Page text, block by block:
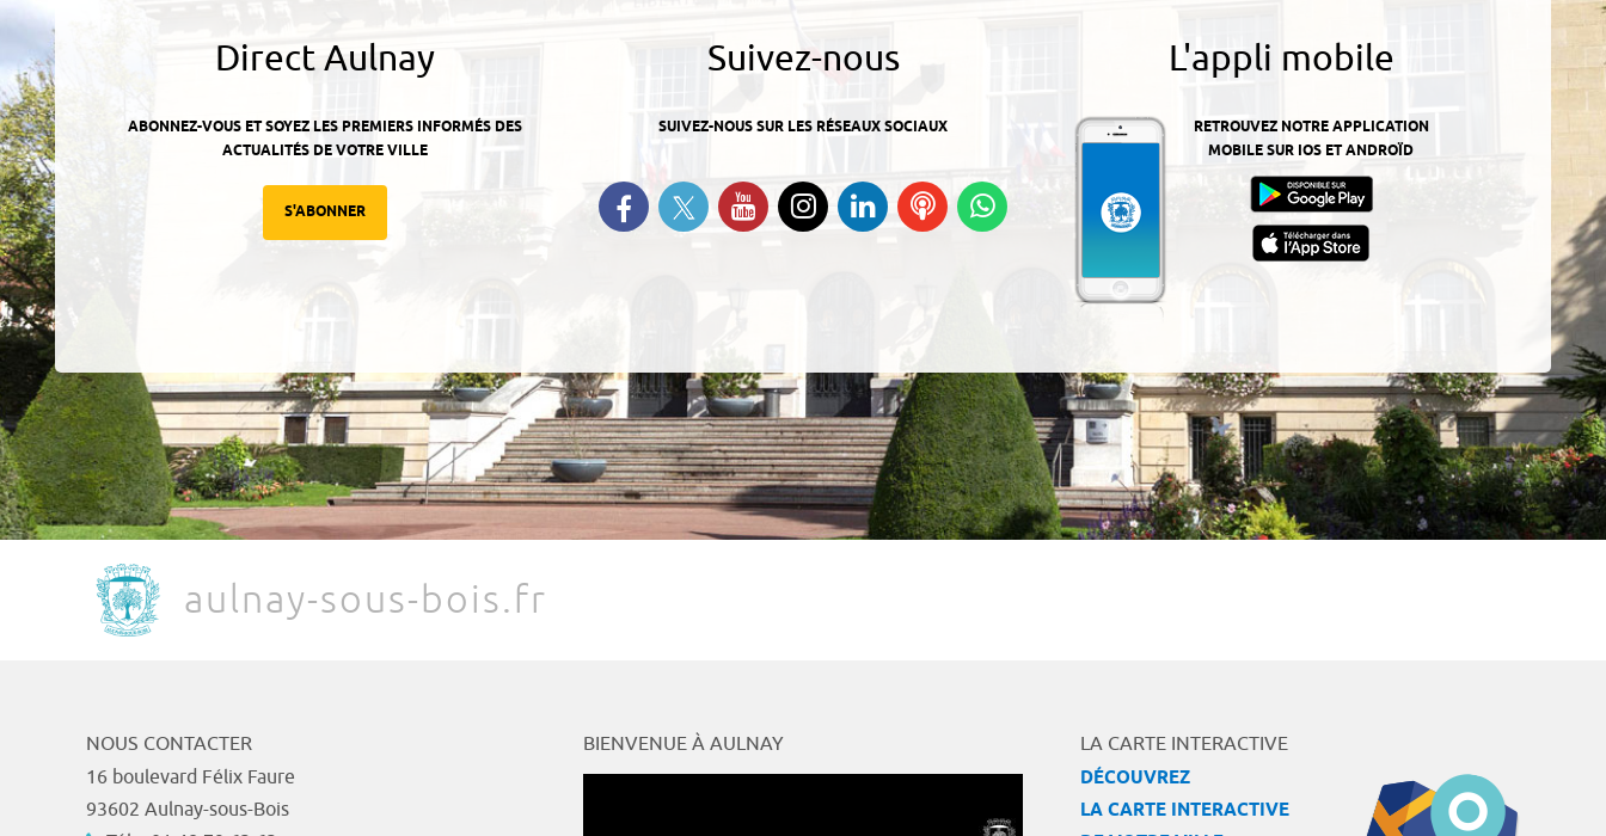
Direct Aulnay
ABONNEZ-VOUS ET SOYEZ LES PREMIERS INFORMÉS DES
ACTUALITÉS DE VOTRE VILLE
S'ABONNER
Suivez-nous
SUIVEZ-NOUS SUR LES RÉSEAUX SOCIAUX
Retrouvez-nous sur Facebook
Suivez-nous sur Twitter
Suivez-nous sur YouTube
Suivez-nous sur
Instagram
Retrouvez-nous
sur Linkedin
Ecoutez
nos
L'appli mobile
RETROUVEZ NOTRE APPLICATION
MOBILE SUR IOS ET ANDROÏD
aulnay-sous-bois.fr
NOUS CONTACTER
16 boulevard Félix Faure
93602 Aulnay-sous-Bois
BIENVENUE À AULNAY
LA CARTE INTERACTIVE
DÉCOUVREZ
LA CARTE INTERACTIVE